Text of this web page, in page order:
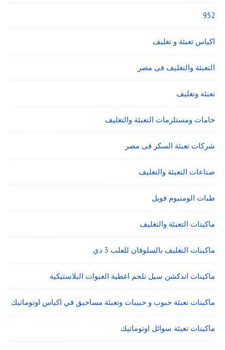
952
اكياس تعبئة و تغليف
التعبئة والتغليف فى مصر
تعبئة وتغليف
خامات ومستلزمات التعبئة والتغليف
شركات تعبئة السكر فى مصر
صناعات التعبئة والتغليف
طبات الومنيوم فويل
ماكينات التعبئة والتغليف
ماكينات التغليف بالسلوفان للعلب 3 دي
ماكينات اندكشن سيل تلحم اغطية العبوات البلاستيكية
ماكينات تعبئة حبوب و حبيبات وتعبئة مساحيق في اكياس اوتوماتيك
ماكينات تعبئة سوائل اوتوماتيك